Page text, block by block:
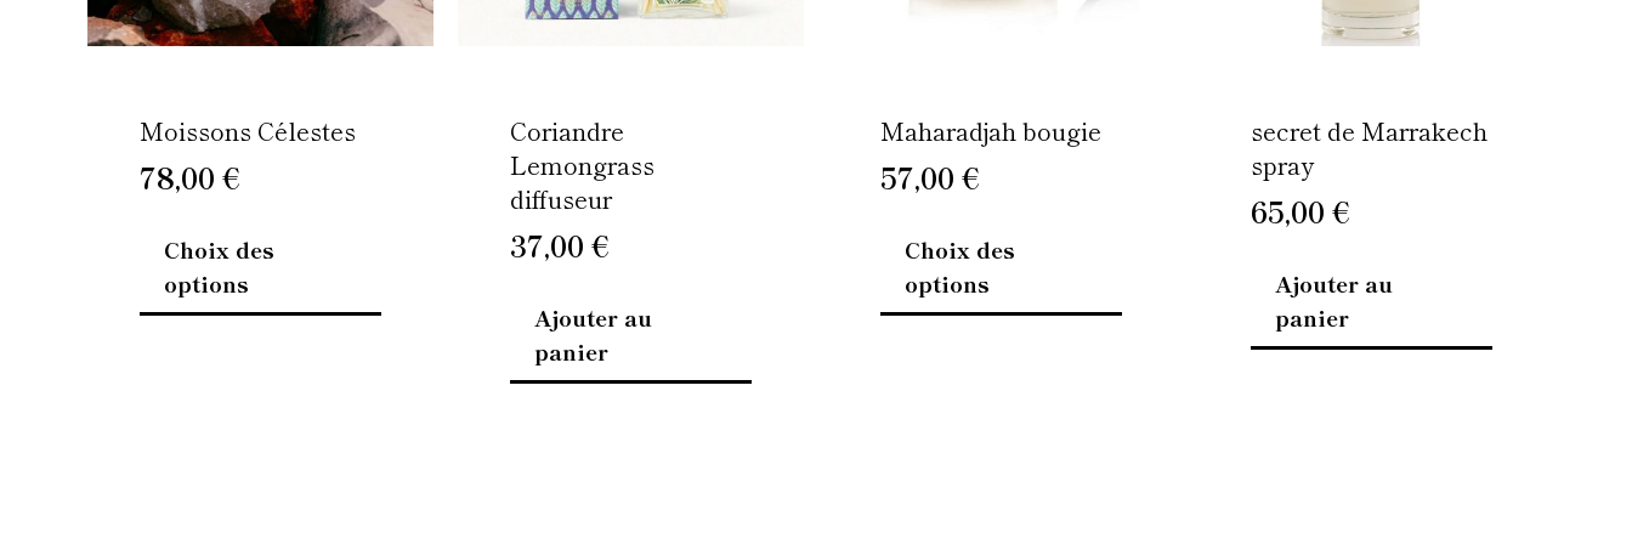
Moissons Célestes
78,00 €
Choix des
options
choisies
Coriandre
Lemongrass
diffuseur
37,00 €
Ajouter au
panier
Maharadjah bougie
57,00 €
Choix des
options
secret de Marrakech
spray
65,00 €
Ajouter au
panier